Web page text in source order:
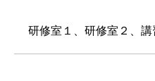
研修室１、研修室２、